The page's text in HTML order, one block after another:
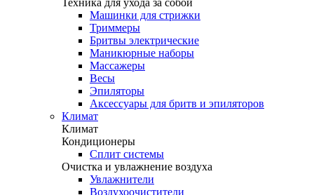
Техника для ухода за собой
Машинки для стрижки
Триммеры
Бритвы электрические
Маникюрные наборы
Массажеры
Весы
Эпиляторы
Аксессуары для бритв и эпиляторов
Климат
Климат
Кондиционеры
Сплит системы
Очистка и увлажнение воздуха
Увлажнители
Воздухоочистители